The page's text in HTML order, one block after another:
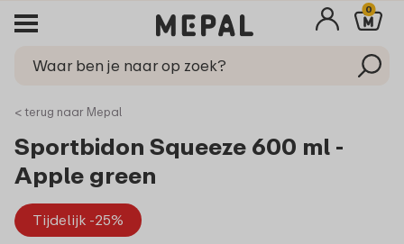
0
< terug naar Mepal
Sportbidon Squeeze 600 ml -
Apple green
Tijdelijk -25%